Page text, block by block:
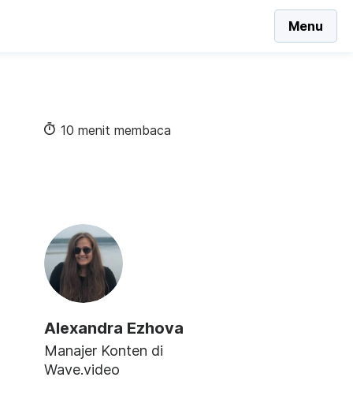
Menu
10 menit membaca
Alexandra Ezhova
Manajer Konten di
Wave.video